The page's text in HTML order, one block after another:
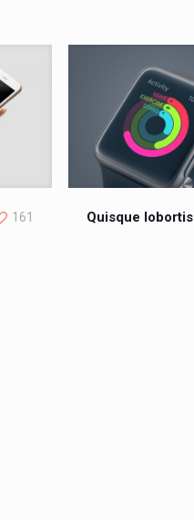
161 Quisque lobortis